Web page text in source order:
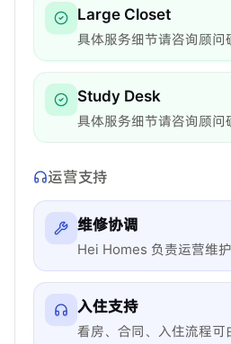
Large Closet
具体服务细节请咨询顾问
Study Desk
具体服务细节请咨询顾问
运营支持
维修协调
Hei Homes 负责运营维
入住支持
看房、合同、入住流程可